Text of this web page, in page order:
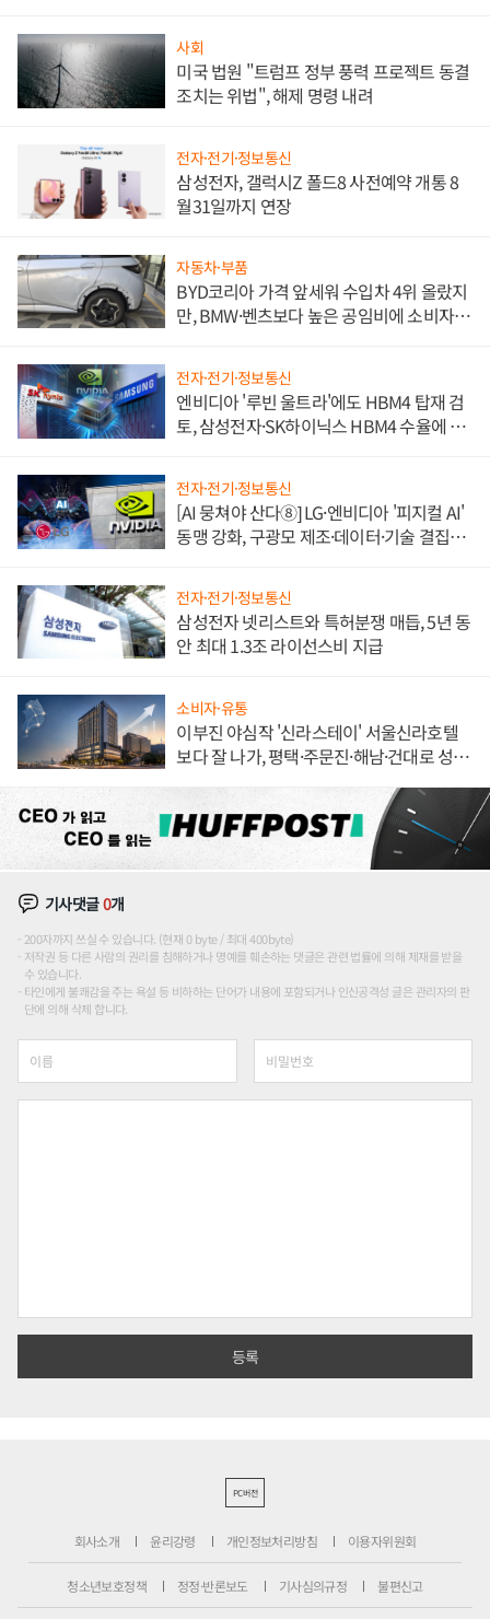
사회
미국 법원 "트럼프 정부 풍력 프로젝트 동결
조치는 위법", 해제 명령 내려
전자·전기·정보통신
삼성전자, 갤럭시Z 폴드8 사전예약 개통 8
월31일까지 연장
자동차·부품
BYD코리아 가격 앞세워 수입차 4위 올랐지
만, BMW·벤츠보다 높은 공임비에 소비자
전자·전기·정보통신
엔비디아 '루빈 울트라'에도 HBM4 탑재 검
토, 삼성전자·SK하이닉스 HBM4 수율에 주
전자·전기·정보통신
[AI 뭉쳐야 산다⑧] LG·엔비디아 '피지컬 AI'
동맹 강화, 구광모 제조·데이터·기술 결집
전자·전기·정보통신
삼성전자 넷리스트와 특허분쟁 매듭, 5년 동
안 최대 1.3조 라이선스비 지급
소비자·유통
이부진 야심작 '신라스테이' 서울신라호텔
보다 잘 나가, 평택·주문진·해남·건대로 성
기사댓글0개
200자까지 쓰실 수 있습니다. (현재 0 byte / 최대 400byte)
저작권 등 다른 사람의 권리를 침해하거나 명예를 훼손하는 댓글은 관련 법률에 의해 제재를 받을
수 있습니다.
타인에게 불쾌감을 주는 욕설 등 비하하는 단어가 내용에 포함되거나 인신공격성 글은 관리자의 판
단에 의해 삭제 합니다.
PC버전
회사소개 윤리강령 개인정보처리방침 이용자위원회
청소년보호정책 정정·반론보도 기사심의규정 불편신고